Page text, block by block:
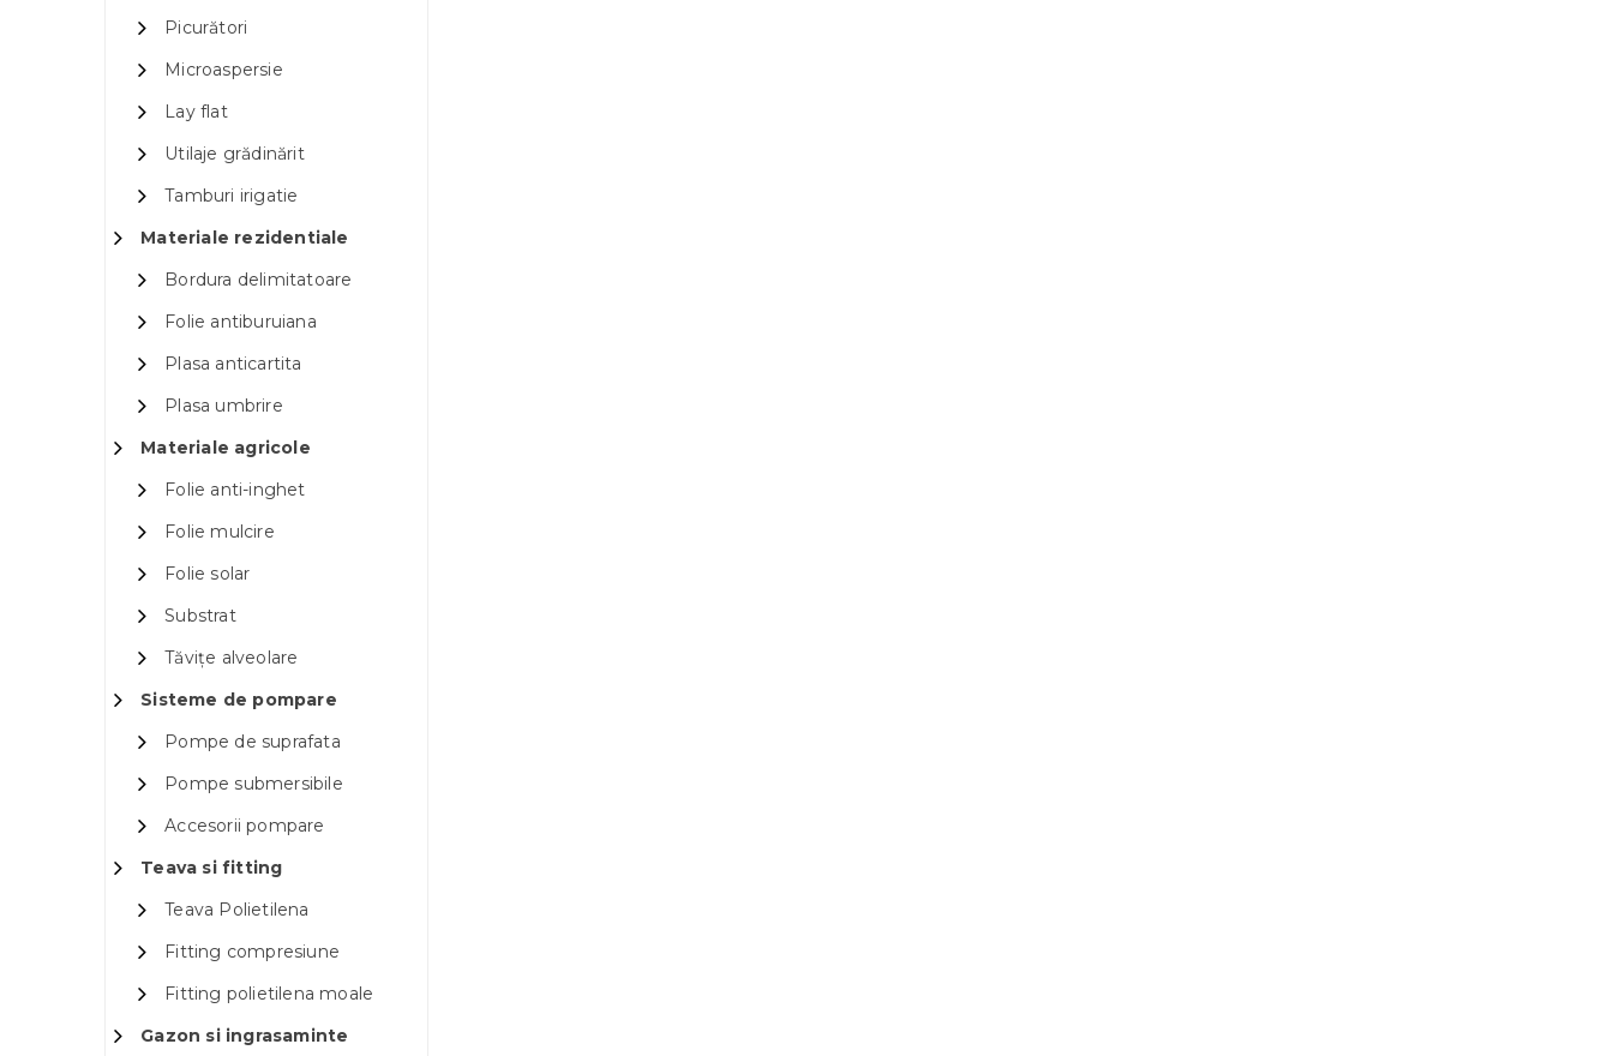
Picurători
Microaspersie
Lay flat
Utilaje grădinărit
Tamburi irigatie
Materiale rezidentiale
Bordura delimitatoare
Folie antiburuiana
Plasa anticartita
Plasa umbrire
Materiale agricole
Folie anti-inghet
Folie mulcire
Folie solar
Substrat
Tăvițe alveolare
Sisteme de pompare
Pompe de suprafata
Pompe submersibile
Accesorii pompare
Teava si fitting
Teava Polietilena
Fitting compresiune
Fitting polietilena moale
Gazon si ingrasaminte